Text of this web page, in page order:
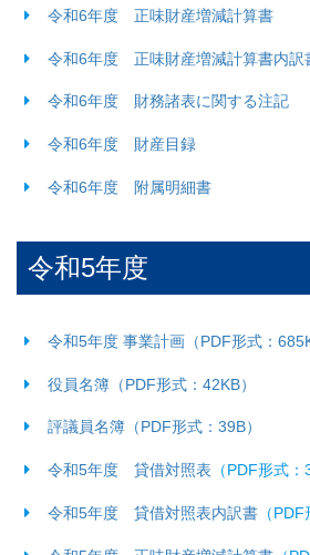
令和6年度 正味財産増減計算書
令和6年度 正味財産増減計算書内訳
令和6年度 財務諸表に関する注記
令和6年度 財産目録
令和6年度 附属明細書
令和5年度
令和5年度 事業計画（PDF形式：
役員名簿（PDF形式：42KB）
評議員名簿（PDF形式：39B）
令和5年度 貸借対照表 （PDF形式：
令和5年度 貸借対照表内訳書 （